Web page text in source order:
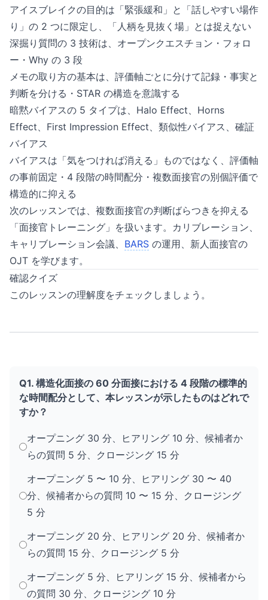
アイスブレイクの目的は「緊張緩和」と「話しやすい場作
り」の 2 つに限定し、「人柄を見抜く場」とは捉えない
深掘り質問の 3 技術は、オープンクエスチョン・フォロ
ー・Why の 3 段
メモの取り方の基本は、評価軸ごとに分けて記録・事実と
判断を分ける・STAR の構造を意識する
暗黙バイアスの 5 タイプは、Halo Effect、Horns
Effect、First Impression Effect、類似性バイアス、確証
バイアス
バイアスは「気をつければ消える」ものではなく、評価軸
の事前固定・4 段階の時間配分・複数面接官の別個評価で
構造的に抑える
次のレッスンでは、複数面接官の判断ばらつきを抑える
「面接官トレーニング」を扱います。カリブレーション、
キャリブレーション会議、 BARS の運用、新人面接官の
OJT を学びます。
確認クイズ
このレッスンの理解度をチェックしましょう。
Q1. 構造化面接の 60 分面接における 4 段階の標準的
な時間配分として、本レッスンが示したものはどれで
すか？
オープニング 30 分、ヒアリング 10 分、候補者か
らの質問 5 分、クロージング 15 分
オープニング 5 〜 10 分、ヒアリング 30 〜 40
分、候補者からの質問 10 〜 15 分、クロージング
5 分
オープニング 20 分、ヒアリング 20 分、候補者か
らの質問 15 分、クロージング 5 分
オープニング 5 分、ヒアリング 15 分、候補者から
の質問 30 分、クロージング 10 分